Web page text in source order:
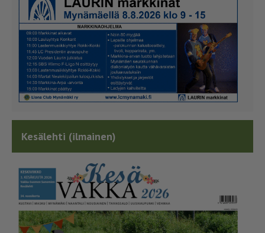
Kesälehti (ilmainen)